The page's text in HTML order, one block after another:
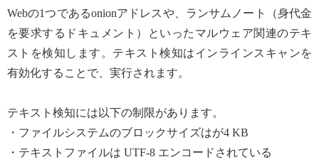
Webの1つであるonionアドレスや、ランサムノート（身代金
を要求するドキュメント）といったマルウェア関連のテキ
ストを検知します。テキスト検知はインラインスキャンを
有効化することで、実行されます。
テキスト検知には以下の制限があります。
・ファイルシステムのブロックサイズはが4 KB
・テキストファイルは UTF-8 エンコードされている